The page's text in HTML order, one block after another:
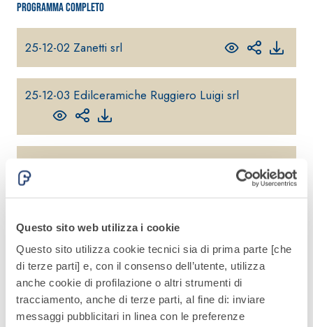
Questo sito web utilizza i cookie
Questo sito utilizza cookie tecnici sia di prima parte [che
di terze parti] e, con il consenso dell’utente, utilizza
anche cookie di profilazione o altri strumenti di
tracciamento, anche di terze parti, al fine di: inviare
messaggi pubblicitari in linea con le preferenze
Programma completo
25-12-02 Zanetti srl
25-12-03 Edilceramiche Ruggiero Luigi srl
Sistema
Integrato
Prodotti
pensati
solfatoresistenti,
polimero-
modificata,
tixotropica,
fibrorinforzata, per
la passivazione,
riparazione,
rasatura e
protezione di
strutture in
quarzo, ad
conducibilità
termica per
la
realizzazione
radianti a
basso
spessore in
FASSATHERM
A 96 RESPHIRA
Collante-rasante
alleggerito, fibrato,
con calce idraulica
naturale NHL 3,5 e
speciali inerti